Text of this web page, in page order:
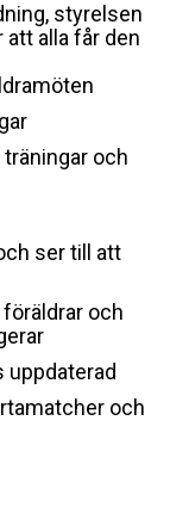
styrelsen
alla får den
träningar och
ser till att
och
uppdaterad
och